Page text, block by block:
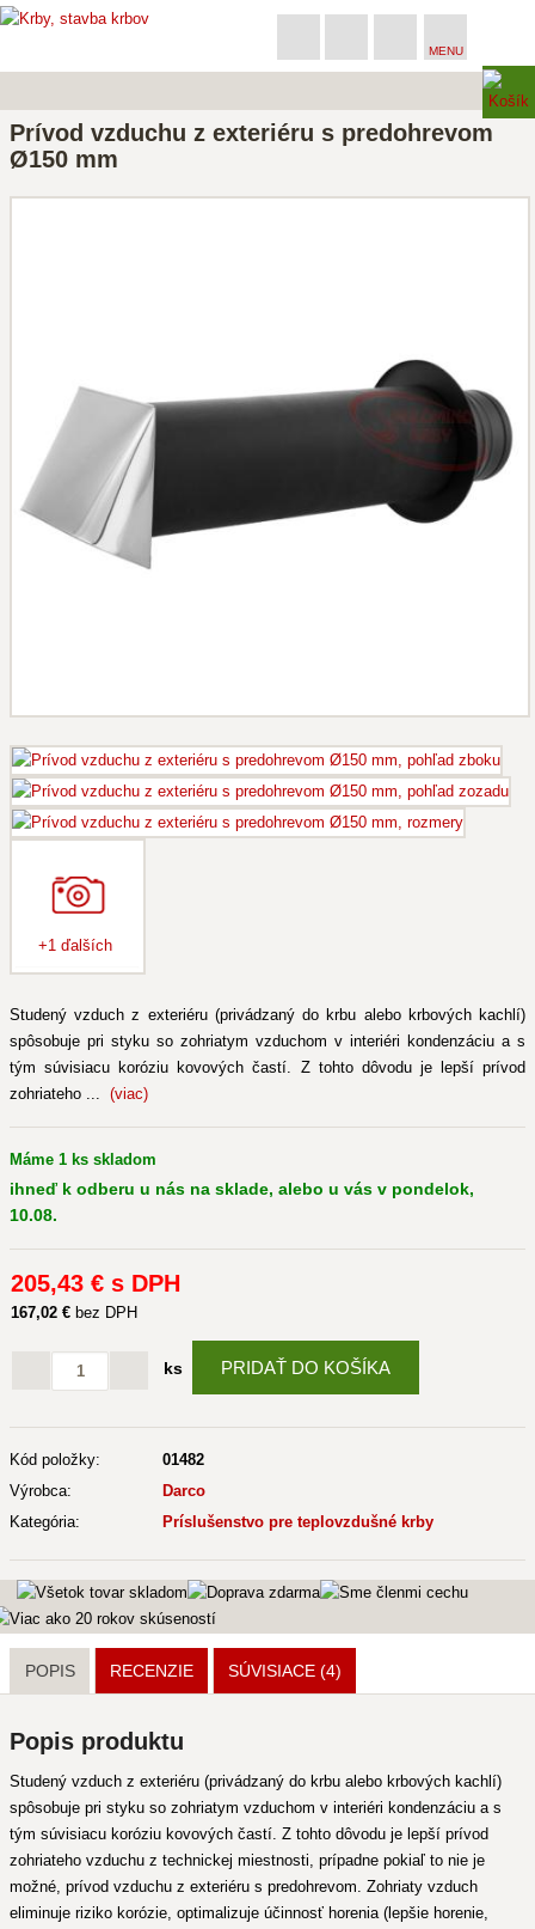
MENU
Prívod vzduchu z exteriéru s predohrevom
Ø150 mm
+1 ďalších
Studený vzduch z exteriéru (privádzaný do krbu alebo krbových kachlí)
spôsobuje pri styku so zohriatym vzduchom v interiéri kondenzáciu a s
tým súvisiacu koróziu kovových častí. Z tohto dôvodu je lepší prívod
zohriateho ... (viac)
Máme 1 ks skladom
ihneď k odberu u nás na sklade, alebo u vás v pondelok,
10.08.
205,43 € s DPH
167,02 € bez DPH
ks PRIDAŤ DO KOŠÍKA
Kód položky:
01482
Výrobca:
Darco
Kategória:
Príslušenstvo pre teplovzdušné krby
POPIS RECENZIE SÚVISIACE (4)
Popis produktu
Studený vzduch z exteriéru (privádzaný do krbu alebo krbových kachlí)
spôsobuje pri styku so zohriatym vzduchom v interiéri kondenzáciu a s
tým súvisiacu koróziu kovových častí. Z tohto dôvodu je lepší prívod
zohriateho vzduchu z technickej miestnosti, prípadne pokiaľ to nie je
možné, prívod vzduchu z exteriéru s predohrevom. Zohriaty vzduch
eliminuje riziko korózie, optimalizuje účinnosť horenia (lepšie horenie,